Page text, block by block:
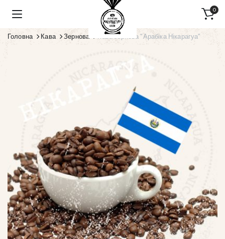
0
Головна Кава Зернова Кава зернова “Арабіка Нікарагуа”